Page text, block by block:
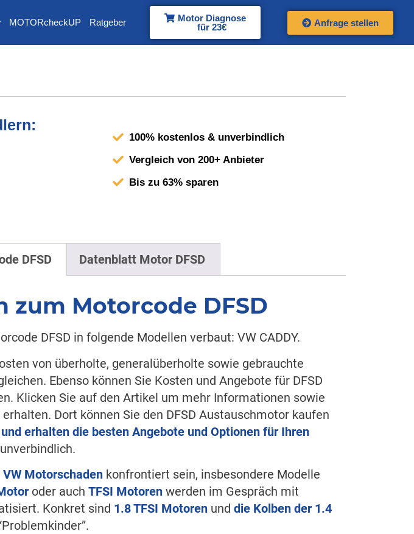
MOTORcheckUP Ratgeber
Motor Diagnose
für 23€
Anfrage stellen
100% kostenlos & unverbindlich
Vergleich von 200+ Anbieter
Bis zu 63% sparen
DFSD Datenblatt Motor DFSD
zum Motorcode DFSD
DFSD in folgende Modellen verbaut: VW CADDY.
von überholte, generalüberholte sowie gebrauchte
Ebenso können Sie Kosten und Angebote für DFSD
Klicken Sie auf den Artikel um mehr Informationen sowie
Dort können Sie den DFSD Austauschmotor kaufen
erhalten die besten Angebote und Optionen für Ihren
VW Motorschaden konfrontiert sein, insbesondere Modelle
oder auch TFSI Motoren werden im Gespräch mit
Konkret sind 1.8 TFSI Motoren und die Kolben der 1.4